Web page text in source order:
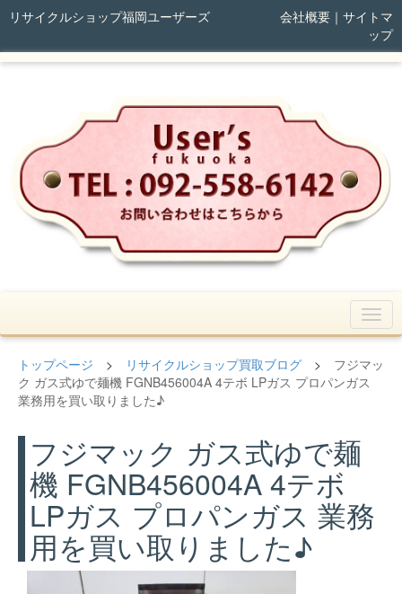
リサイクルショップ福岡ユーザーズ 会社概要｜ サイトマ
ップ
トップページ > リサイクルショップ買取ブログ > フジマッ
ク ガス式ゆで麺機 FGNB456004A 4テボ LPガス プロパンガス
業務用を買い取りました♪
フジマック ガス式ゆで麺
機 FGNB456004A 4テボ
LPガス プロパンガス 業務
用を買い取りました♪